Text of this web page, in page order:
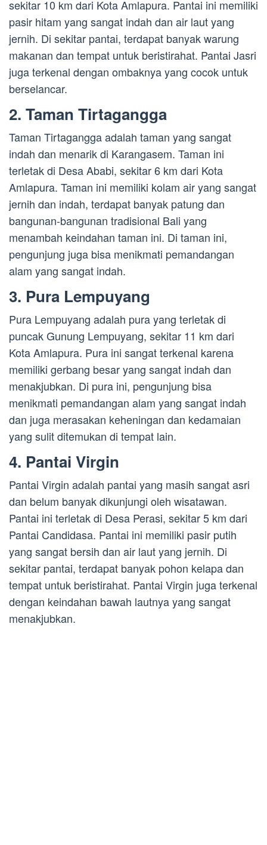
sekitar 10 km dari Kota Amlapura. Pantai ini memiliki
pasir hitam yang sangat indah dan air laut yang
jernih. Di sekitar pantai, terdapat banyak warung
makanan dan tempat untuk beristirahat. Pantai Jasri
juga terkenal dengan ombaknya yang cocok untuk
berselancar.
2. Taman Tirtagangga
Taman Tirtagangga adalah taman yang sangat
indah dan menarik di Karangasem. Taman ini
terletak di Desa Ababi, sekitar 6 km dari Kota
Amlapura. Taman ini memiliki kolam air yang sangat
jernih dan indah, terdapat banyak patung dan
bangunan-bangunan tradisional Bali yang
menambah keindahan taman ini. Di taman ini,
pengunjung juga bisa menikmati pemandangan
alam yang sangat indah.
3. Pura Lempuyang
Pura Lempuyang adalah pura yang terletak di
puncak Gunung Lempuyang, sekitar 11 km dari
Kota Amlapura. Pura ini sangat terkenal karena
memiliki gerbang besar yang sangat indah dan
menakjubkan. Di pura ini, pengunjung bisa
menikmati pemandangan alam yang sangat indah
dan juga merasakan keheningan dan kedamaian
yang sulit ditemukan di tempat lain.
4. Pantai Virgin
Pantai Virgin adalah pantai yang masih sangat asri
dan belum banyak dikunjungi oleh wisatawan.
Pantai ini terletak di Desa Perasi, sekitar 5 km dari
Pantai Candidasa. Pantai ini memiliki pasir putih
yang sangat bersih dan air laut yang jernih. Di
sekitar pantai, terdapat banyak pohon kelapa dan
tempat untuk beristirahat. Pantai Virgin juga terkenal
dengan keindahan bawah lautnya yang sangat
menakjubkan.